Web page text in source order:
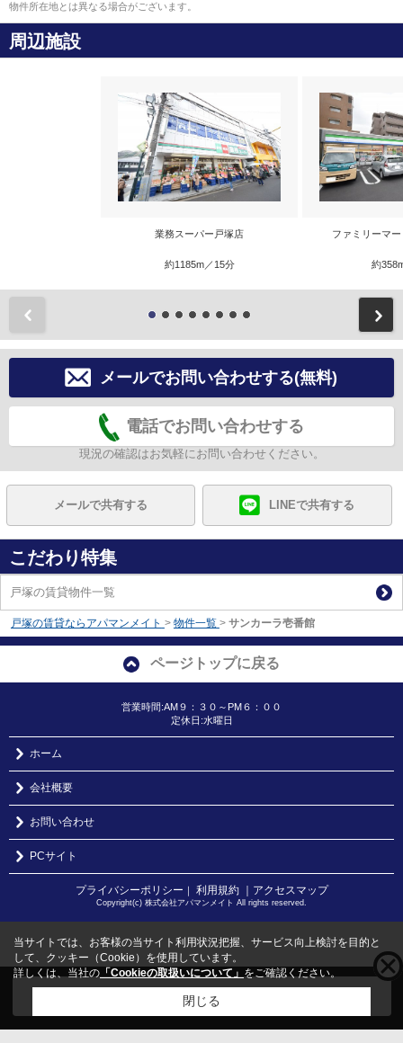
物件所在地とは異なる場合がございます。
周辺施設
業務スーパー戸塚店
約1185m／15分
ファミリーマ
約
メールでお問い合わせする(無料)
電話でお問い合わせする
現況の確認はお気軽にお問い合わせください。
メールで共有する LINEで共有する
こだわり特集
戸塚の賃貸物件一覧
戸塚の賃貸ならアパマンメイト > 物件一覧 > サンカーラ壱番館
ページトップに戻る
営業時間:AM９：３０～PM６：００
定休日:水曜日
ホーム
会社概要
お問い合わせ
PCサイト
プライバシーポリシー 利用規約 ｜アクセスマップ
Copyright(c) 株式会社アパマンメイト All rights reserved.
こちらの物件をご覧の方にお勧めな物件
当サイトでは、お客様の当サイト利用状況把握、サービス向上検討を目的と
して、クッキー（Cookie）を使用しています。
詳しくは、当社の 「Cookieの取扱いについて」 をご確認ください。
閉じる